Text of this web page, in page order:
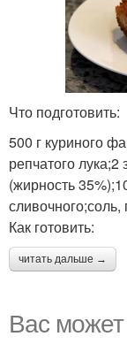
Что подготовить:
500 г куриного
репчатого лука;2
(жирность
Как готовить:
читать дальше →
Вас